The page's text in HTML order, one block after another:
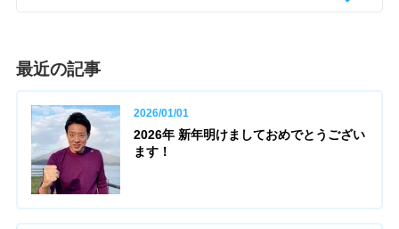
最近の記事
2026/01/01
2026年 新年明けましておめでとうござい
ます！